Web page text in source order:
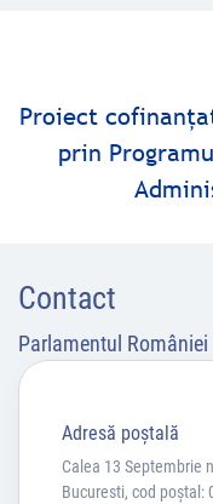
Proiect
prin
Contact
Parlamentul României
Adresă poştală
Calea 13 Septembrie
Bucuresti, cod poștal: